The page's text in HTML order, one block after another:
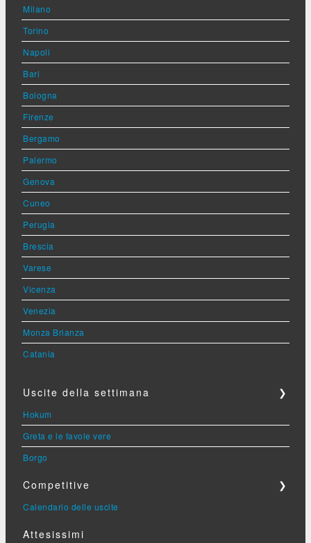
Milano
Torino
Napoli
Bari
Bologna
Firenze
Bergamo
Palermo
Genova
Cuneo
Perugia
Brescia
Varese
Vicenza
Venezia
Monza Brianza
Catania
Uscite della settimana ❯
Hokum
Greta e le favole vere
Borgo
Competitive ❯
Calendario delle uscite
Attesissimi